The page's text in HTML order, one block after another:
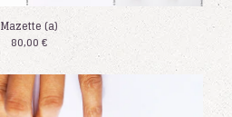
Mazette (a)
80,00 €